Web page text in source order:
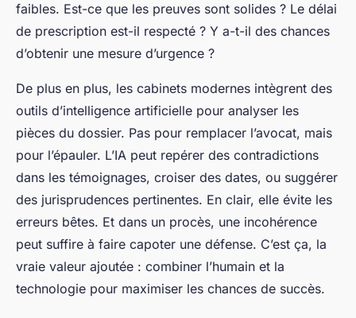
faibles. Est-ce que les preuves sont solides ? Le délai
de prescription est-il respecté ? Y a-t-il des chances
d’obtenir une mesure d’urgence ?
De plus en plus, les cabinets modernes intègrent des
outils d’intelligence artificielle pour analyser les
pièces du dossier. Pas pour remplacer l’avocat, mais
pour l’épauler. L’IA peut repérer des contradictions
dans les témoignages, croiser des dates, ou suggérer
des jurisprudences pertinentes. En clair, elle évite les
erreurs bêtes. Et dans un procès, une incohérence
peut suffire à faire capoter une défense. C’est ça, la
vraie valeur ajoutée : combiner l’humain et la
technologie pour maximiser les chances de succès.